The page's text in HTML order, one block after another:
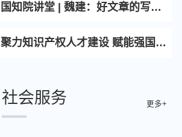
座
国知院讲堂 | 魏建：好文章的写作
聚力知识产权人才建设 赋能强国创
工作会议交流发言
社会服务 更多+